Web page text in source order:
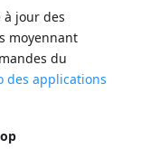
jour des
moyennant
du
des applications